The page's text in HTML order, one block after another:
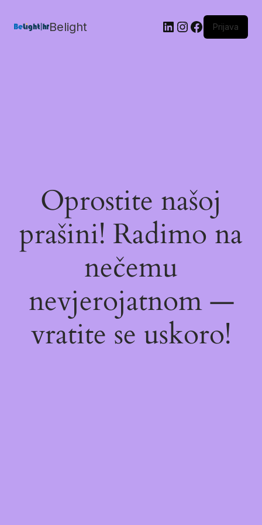
Belight Prijava
Oprostite našoj
prašini! Radimo na
nečemu
nevjerojatnom —
vratite se uskoro!